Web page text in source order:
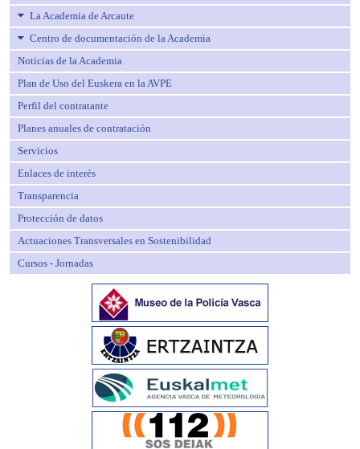
La Academia de Arcaute
Centro de documentación de la Academia
Noticias de la Academia
Plan de Uso del Euskera en la AVPE
Perfil del contratante
Planes anuales de contratación
Servicios
Enlaces de interés
Transparencia
Protección de datos
Actuaciones Transversales en Sostenibilidad
Cursos - Jornadas